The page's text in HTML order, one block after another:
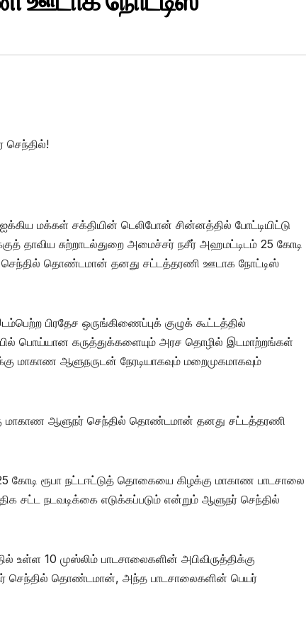
செந்தில்!
மக்கள் சக்தியின் டெலிபோன் சின்னத்தில் போட்டியிட்டு
தாவிய சுற்றாடல்துறை அமைச்சர் நசீர் அஹமட்டிடம் 25 கோடி
செந்தில் தொண்டமான் தனது சட்டத்தரணி ஊடாக நோட்டிஸ்
பிரதேச ஒருங்கிணைப்புக் குழுக் கூட்டத்தில்
பொய்யான கருத்துக்களையும் அரச தொழில் இடமாற்றங்கள்
மாகாண ஆளுநருடன் நேரடியாகவும் மறைமுகமாகவும்
மாகாண ஆளுநர் செந்தில் தொண்டமான் தனது சட்டத்தரணி
கோடி ரூபா நட்டஈட்டுத் தொகையை கிழக்கு மாகாண பாடசாலை
சட்ட நடவடிக்கை எடுக்கப்படும் என்றும் ஆளுநர் செந்தில்
10 முஸ்லிம் பாடசாலைகளின் அபிவிருத்திக்கு
செந்தில் தொண்டமான், அந்த பாடசாலைகளின் பெயர்